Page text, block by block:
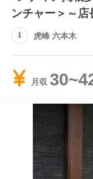
ンチャー＞～
虎峰 六本木
月収